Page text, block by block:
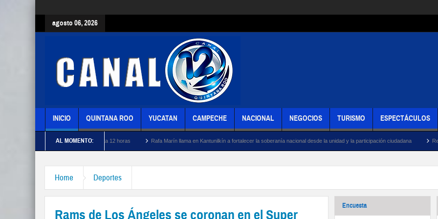
agosto 06, 2026
INICIO QUINTANA ROO YUCATAN CAMPECHE NACIONAL NEGOCIOS TURISMO ESPECTÁCULOS
AL MOMENTO:
por apagones de hasta 12 horas Rafa Marín llama en Kantunilkín a fortalecer la soberanía nacional desde la unidad y la participación ciudadana Respalda militancia
Home Deportes
Rams de Los Ángeles se coronan en el Super
Encuesta